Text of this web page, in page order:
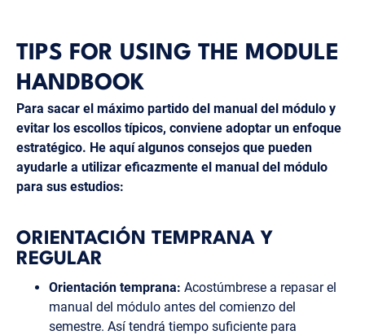
TIPS FOR USING THE MODULE
HANDBOOK
Para sacar el máximo partido del manual del módulo y
evitar los escollos típicos, conviene adoptar un enfoque
estratégico. He aquí algunos consejos que pueden
ayudarle a utilizar eficazmente el manual del módulo
para sus estudios:
ORIENTACIÓN TEMPRANA Y
REGULAR
Orientación temprana: Acostúmbrese a repasar el
manual del módulo antes del comienzo del
semestre. Así tendrá tiempo suficiente para